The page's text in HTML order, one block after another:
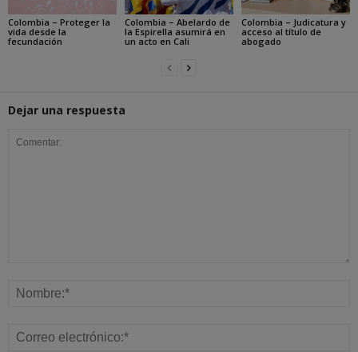
Colombia – Proteger la
vida desde la
fecundación
Colombia – Abelardo de
la Espirella asumirá en
un acto en Cali
Colombia – Judicatura y
acceso al título de
abogado
Dejar una respuesta